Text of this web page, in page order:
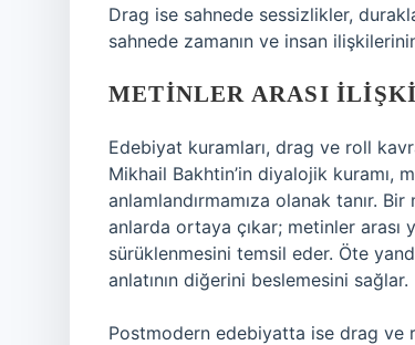
Drag ise sahnede sessizlikler,
sahnede zamanın ve insan
METINLER ARASI
Edebiyat kuramları, drag ve roll
Mikhail Bakhtin’in diyalojik kuramı,
anlamlandırmamıza olanak tanır.
anlarda ortaya çıkar; metinler arası
sürüklenmesini temsil eder. Öte
anlatının diğerini beslemesini sağlar.
Postmodern edebiyatta ise drag ve